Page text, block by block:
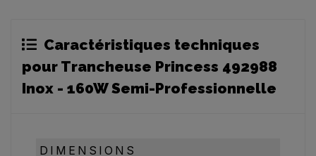
Caractéristiques techniques
pour Trancheuse Princess 492988
Inox - 160W Semi-Professionnelle
DIMENSIONS